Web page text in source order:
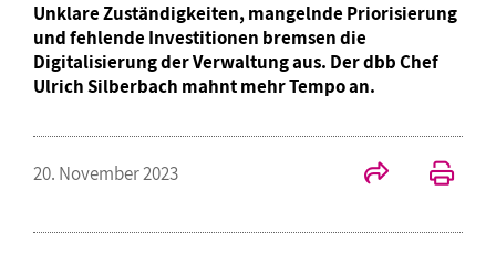
Unklare Zuständigkeiten, mangelnde Priorisierung
und fehlende Investitionen bremsen die
Digitalisierung der Verwaltung aus. Der dbb Chef
Ulrich Silberbach mahnt mehr Tempo an.
20. November 2023